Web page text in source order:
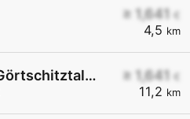
≥ 1,641 €
4,5 km
≥ 1,641 €
11,2 km
AVANTI - Klagenfurt Görtschitztal Straße 22